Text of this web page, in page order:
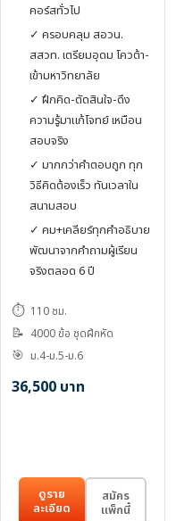
คอร์สทั่วไป
✓ ครอบคลุม สอวน.
สสวท. เตรียมอุดม โควต้า-
เข้ามหาวิทยาลัย
✓ ฝึกคิด-ตัดสินใจ-ดึง
ความรู้มาแก้โจทย์ เหมือน
สอบจริง
✓ มากกว่าคำตอบถูก ทุก
วิธีคิดต้องเร็ว ทันเวลาใน
สนามสอบ
✓ คม+เคลียร์ทุกคำอธิบาย
พัฒนาจากคำถามผู้เรียน
จริงตลอด 6 ปี
⏱️ 110 ชม.
📝 4000 ข้อ ชุดฝึกหัด
🎯 ม.4-ม.5-ม.6
36,500 บาท
ดูราย
ละเอียด
สมัคร
แพ็กนี้